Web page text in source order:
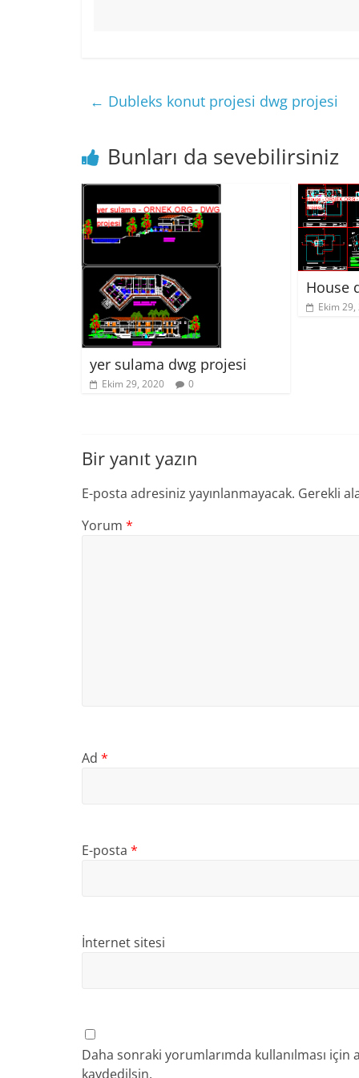
← Dubleks konut projesi dwg projesi
Bunları da sevebilirsiniz
yer sulama dwg projesi
Ekim 29, 2020 0
House
Ekim
Bir yanıt yazın
E-posta adresiniz yayınlanmayacak. Gerekli
Yorum *
Ad *
E-posta *
İnternet sitesi
Daha sonraki yorumlarımda kullanılması için
kaydedilsin.